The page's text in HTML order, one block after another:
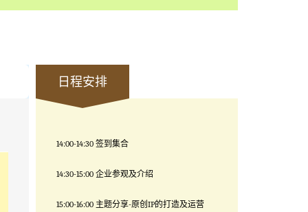
日程安排
14:00-14:30 签到集合
14:30-15:00 企业参观及介绍
15:00-16:00 主题分享-原创 IP的打造及运营